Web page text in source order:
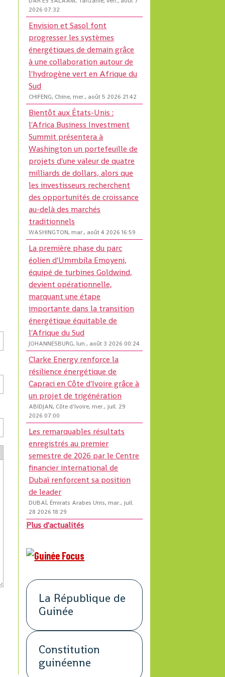
2026 07:32
Envision et Sasol font
progresser les systèmes
énergétiques de demain grâce
à une collaboration autour de
l'hydrogène vert en Afrique du
Sud
CHIFENG, Chine, mer., août 5 2026 21:42
Bientôt aux États-Unis :
l'Africa Business Investment
Summit présentera à
Washington un portefeuille de
projets d'une valeur de quatre
milliards de dollars, alors que
les investisseurs recherchent
des opportunités de croissance
au-delà des marchés
traditionnels
WASHINGTON, mar., août 4 2026 16:59
La première phase du parc
éolien d'Ummbila Emoyeni,
équipé de turbines Goldwind,
devient opérationnelle,
marquant une étape
importante dans la transition
énergétique équitable de
l'Afrique du Sud
JOHANNESBURG, lun., août 3 2026 00:24
Clarke Energy renforce la
résilience énergétique de
Capraci en Côte d'Ivoire grâce à
un projet de trigénération
ABIDJAN, Côte d'Ivoire, mer., juil. 29
2026 07:00
Les remarquables résultats
enregistrés au premier
semestre de 2026 par le Centre
financier international de
Dubaï renforcent sa position
de leader
DUBAÏ, Émirats Arabes Unis, mar., juil.
28 2026 18:29
Plus d'actualités
La République de
Guinée
Constitution
guinéenne